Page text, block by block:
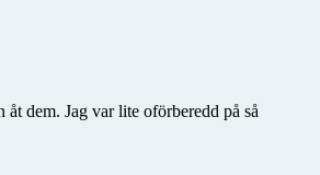
dem. Jag var lite oförberedd på så